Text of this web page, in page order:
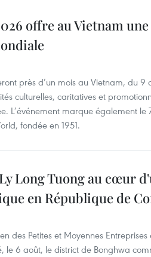
offre au Vietnam
près d’un mois au Vietnam, du
culturelles, caritatives et
L’événement marque également le
fondée en 1951.
Long Tuong au cœur
en République de
des Petites et Moyennes
le 6 août, le district de Bonghwa